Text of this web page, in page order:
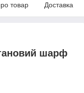
товар Доставка
шарф